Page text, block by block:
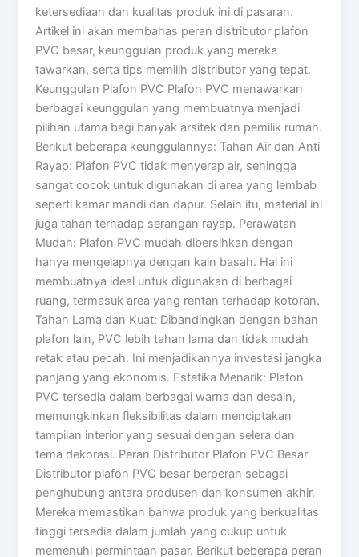
ketersediaan dan kualitas produk ini di pasaran.
Artikel ini akan membahas peran distributor plafon
PVC besar, keunggulan produk yang mereka
tawarkan, serta tips memilih distributor yang tepat.
Keunggulan Plafon PVC Plafon PVC menawarkan
berbagai keunggulan yang membuatnya menjadi
pilihan utama bagi banyak arsitek dan pemilik rumah.
Berikut beberapa keunggulannya: Tahan Air dan Anti
Rayap: Plafon PVC tidak menyerap air, sehingga
sangat cocok untuk digunakan di area yang lembab
seperti kamar mandi dan dapur. Selain itu, material ini
juga tahan terhadap serangan rayap. Perawatan
Mudah: Plafon PVC mudah dibersihkan dengan
hanya mengelapnya dengan kain basah. Hal ini
membuatnya ideal untuk digunakan di berbagai
ruang, termasuk area yang rentan terhadap kotoran.
Tahan Lama dan Kuat: Dibandingkan dengan bahan
plafon lain, PVC lebih tahan lama dan tidak mudah
retak atau pecah. Ini menjadikannya investasi jangka
panjang yang ekonomis. Estetika Menarik: Plafon
PVC tersedia dalam berbagai warna dan desain,
memungkinkan fleksibilitas dalam menciptakan
tampilan interior yang sesuai dengan selera dan
tema dekorasi. Peran Distributor Plafon PVC Besar
Distributor plafon PVC besar berperan sebagai
penghubung antara produsen dan konsumen akhir.
Mereka memastikan bahwa produk yang berkualitas
tinggi tersedia dalam jumlah yang cukup untuk
memenuhi permintaan pasar. Berikut beberapa peran